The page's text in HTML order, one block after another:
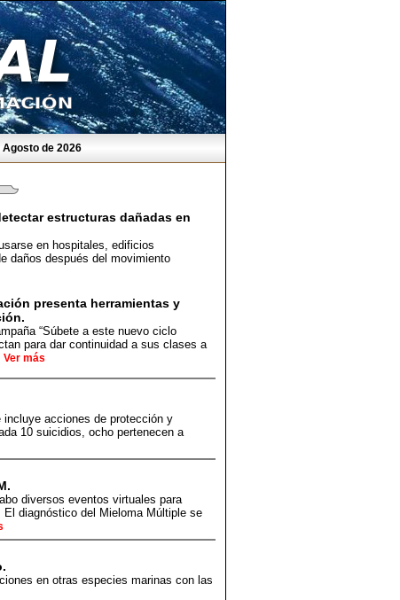
de 2026
estructuras dañadas en
en hospitales, edificios
daños después del movimiento
presenta herramientas y
“Súbete a este nuevo ciclo
para dar continuidad a sus clases a
Ver más
incluye acciones de protección y
10 suicidios, ocho pertenecen a
diversos eventos virtuales para
diagnóstico del Mieloma Múltiple se
en otras especies marinas con las